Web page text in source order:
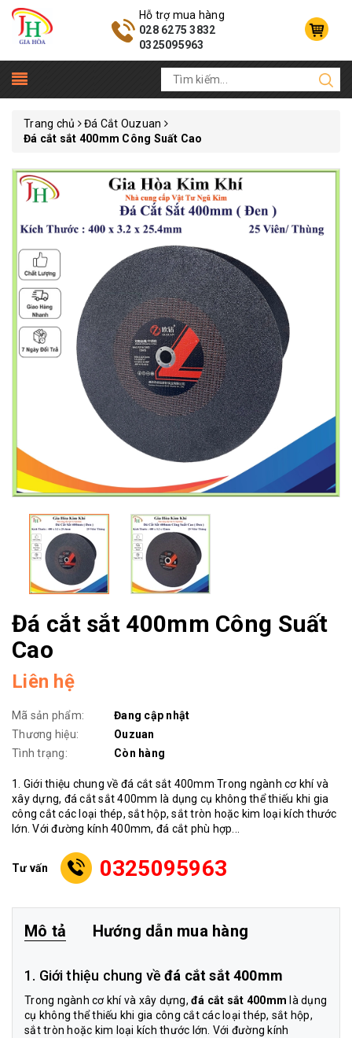
Hỗ trợ mua hàng
028 6275 3832
0325095963
Trang chủ
Đá Cắt Ouzuan
Đá cắt sắt 400mm Công Suất Cao
Đá cắt sắt 400mm Công Suất
Cao
Liên hệ
Mã sản phẩm:
Đang cập nhật
Thương hiệu:
Ouzuan
Tình trạng:
Còn hàng
1. Giới thiệu chung về đá cắt sắt 400mm Trong ngành cơ khí và
xây dựng, đá cắt sắt 400mm là dụng cụ không thể thiếu khi gia
công cắt các loại thép, sắt hộp, sắt tròn hoặc kim loại kích thước
lớn. Với đường kính 400mm, đá cắt phù hợp...
Tư vấn 0325095963
Mô tả Hướng dẫn mua hàng
1. Giới thiệu chung vềđá cắt sắt 400mm
Trong ngành cơ khí và xây dựng, đá cắt sắt 400mm là dụng
cụ không thể thiếu khi gia công cắt các loại thép, sắt hộp,
sắt tròn hoặc kim loại kích thước lớn. Với đường kính